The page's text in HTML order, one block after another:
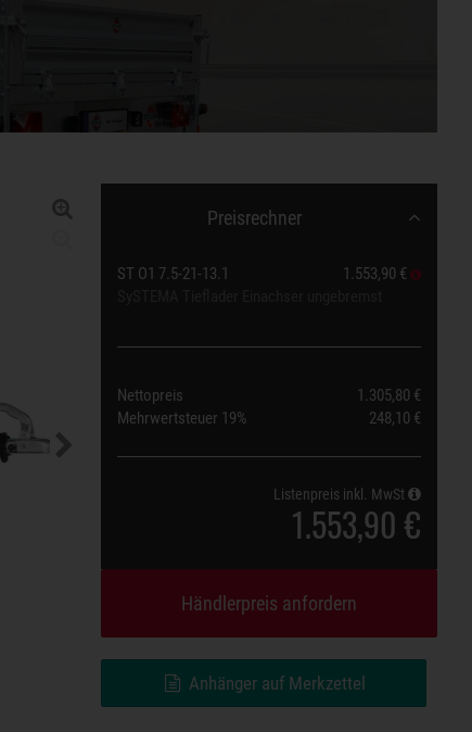
Preisrechner
ST O1 7.5-21-13.1
1.553,90 €
Nettopreis
1.305,80 €
Mehrwertsteuer 19% 248,10 €
Listenpreis inkl. MwSt
1.553,90 €
Händlerpreis anfordern
Anhänger auf Merkzettel